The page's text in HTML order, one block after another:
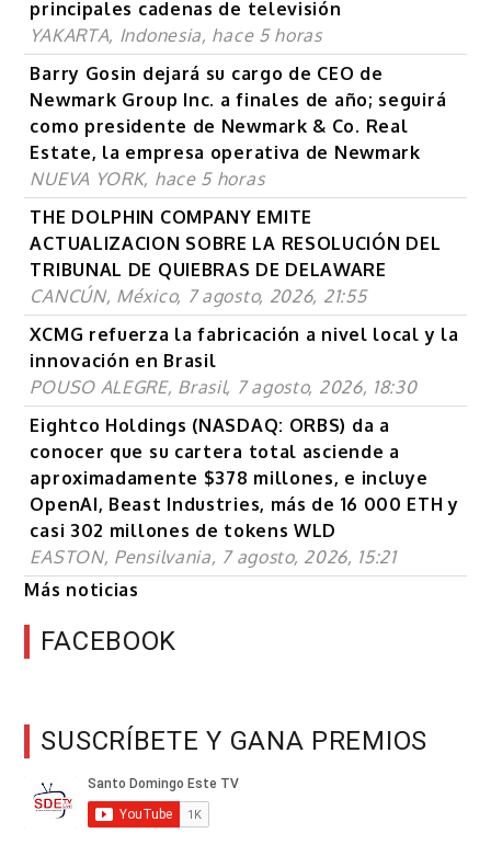
principales cadenas de televisión
YAKARTA, Indonesia, hace 5 horas
Barry Gosin dejará su cargo de CEO de
Newmark Group Inc. a finales de año; seguirá
como presidente de Newmark & Co. Real
Estate, la empresa operativa de Newmark
NUEVA YORK, hace 5 horas
THE DOLPHIN COMPANY EMITE
ACTUALIZACION SOBRE LA RESOLUCIÓN DEL
TRIBUNAL DE QUIEBRAS DE DELAWARE
CANCÚN, México, 7 agosto, 2026, 21:55
XCMG refuerza la fabricación a nivel local y la
innovación en Brasil
POUSO ALEGRE, Brasil, 7 agosto, 2026, 18:30
Eightco Holdings (NASDAQ: ORBS) da a
conocer que su cartera total asciende a
aproximadamente $378 millones, e incluye
OpenAI, Beast Industries, más de 16 000 ETH y
casi 302 millones de tokens WLD
EASTON, Pensilvania, 7 agosto, 2026, 15:21
Más noticias
FACEBOOK
SUSCRÍBETE Y GANA PREMIOS